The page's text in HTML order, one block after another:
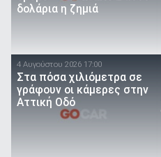
δολάρια η ζημιά
4 Αυγούστου 2026 17:00
Στα πόσα χιλιόμετρα σε
γράφουν οι κάμερες στην
Αττική Οδό